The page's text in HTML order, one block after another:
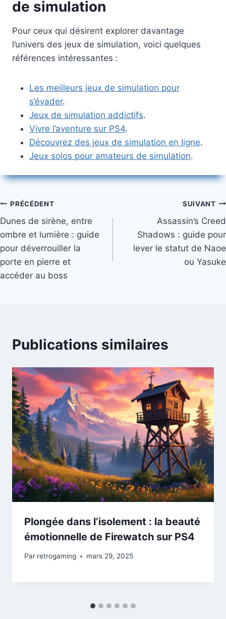
de simulation
Pour ceux qui désirent explorer davantage
l’univers des jeux de simulation, voici quelques
références intéressantes :
Les meilleurs jeux de simulation pour
s’évader.
Jeux de simulation addictifs.
Vivre l’aventure sur PS4.
Découvrez des jeux de simulation en ligne.
Jeux solos pour amateurs de simulation.
Navigation
de
l’article
PRÉCÉDENT
Dunes de sirène, entre
ombre et lumière : guide
pour déverrouiller la
porte en pierre et
accéder au boss
SUIVANT
Assassin’s Creed
Shadows : guide pour
lever le statut de Naoe
ou Yasuke
Publications similaires
Plongée dans l’isolement : la beauté
émotionnelle de Firewatch sur PS4
Par retrogaming mars 29, 2025